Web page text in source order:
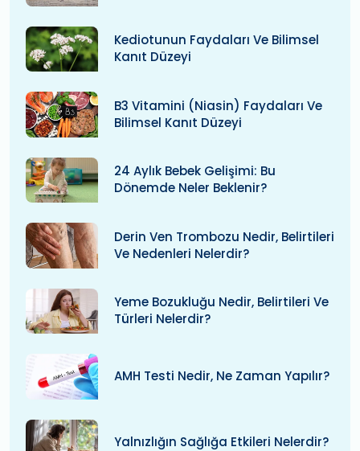
Kediotunun Faydaları Ve Bilimsel
Kanıt Düzeyi
B3 Vitamini (niasin) Faydaları Ve
Bilimsel Kanıt Düzeyi
24 Aylık Bebek Gelişimi: Bu
Dönemde Neler Beklenir?
Derin Ven Trombozu Nedir, Belirtileri
Ve Nedenleri Nelerdir?
Yeme Bozukluğu Nedir, Belirtileri Ve
Türleri Nelerdir?
AMH Testi Nedir, Ne Zaman Yapılır?
Yalnızlığın Sağlığa Etkileri Nelerdir?